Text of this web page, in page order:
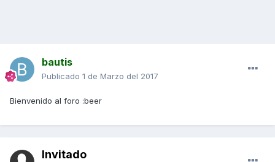
bautis
Publicado 1 de Marzo del 2017
Bienvenido al foro :beer
Invitado